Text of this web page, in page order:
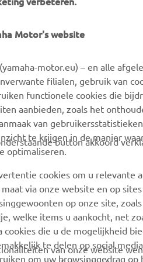
BUSINESS
eBike-systemen
Autoriteiten
Golfterreinen
Eerstehulpverleners
Rijscholen
Robotics
Partnerschappen
Technische informatie
voor onafhankelijke
dealers
Motor's website
motor.eu) – en alle
filialen, gebruik van
functionele cookies die
aanbieden, zoals het
van
te krijgen in de manier
optimaliseren.
button akkoord
cookies om u relevante
via onze website en op
op onze site,
welke items u aankocht, net
cookies die u de mogelijkheid
te delen op social
om uw browsinggedrag
van onze website